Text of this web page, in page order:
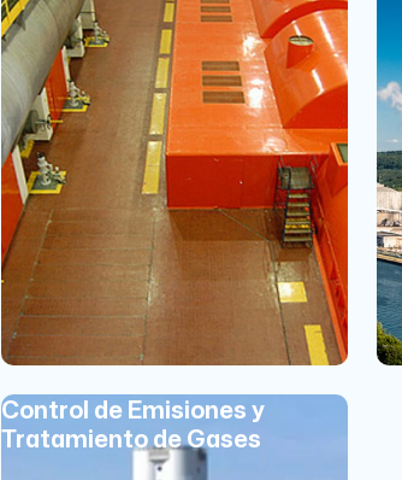
Control de Emisiones y
Tratamiento de Gases